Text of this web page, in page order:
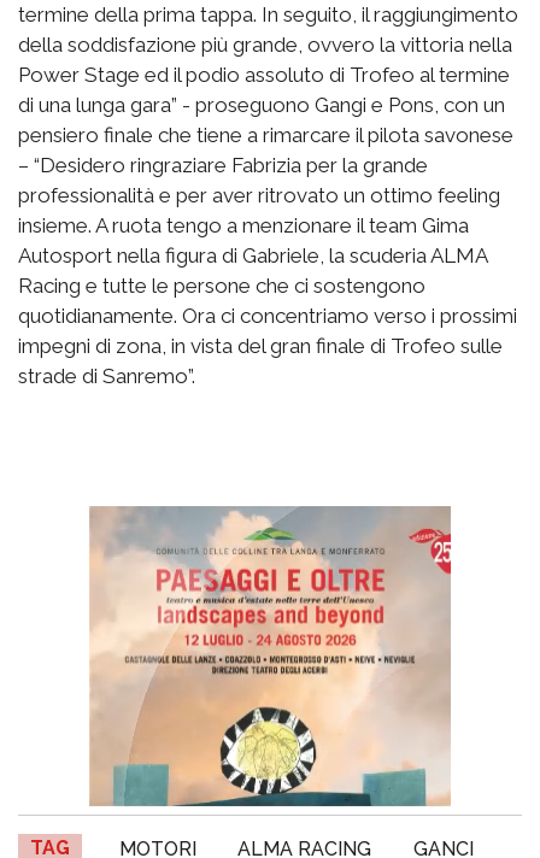
termine della prima tappa. In seguito, il raggiungimento
della soddisfazione più grande, ovvero la vittoria nella
Power Stage ed il podio assoluto di Trofeo al termine
di una lunga gara” - proseguono Gangi e Pons, con un
pensiero finale che tiene a rimarcare il pilota savonese
– “Desidero ringraziare Fabrizia per la grande
professionalità e per aver ritrovato un ottimo feeling
insieme. A ruota tengo a menzionare il team Gima
Autosport nella figura di Gabriele, la scuderia ALMA
Racing e tutte le persone che ci sostengono
quotidianamente. Ora ci concentriamo verso i prossimi
impegni di zona, in vista del gran finale di Trofeo sulle
strade di Sanremo”.
TAG MOTORI ALMA RACING
GANCI